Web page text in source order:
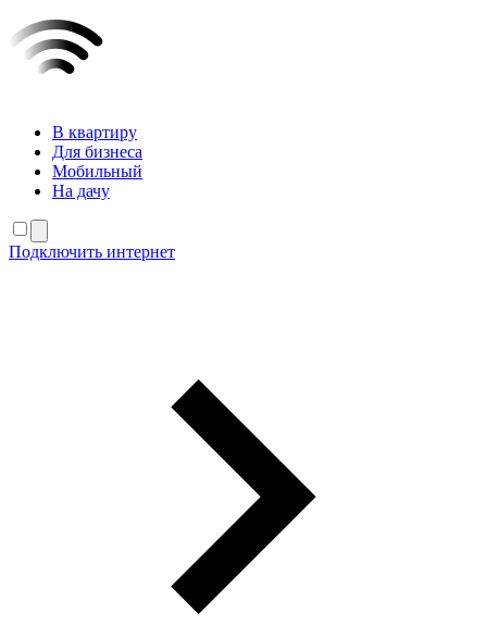
В квартиру
Для бизнеса
Мобильный
На дачу
Подключить интернет